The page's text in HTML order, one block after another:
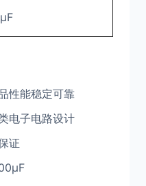
性能稳定可靠
电子电路设计
证